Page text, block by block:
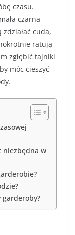
czasu.
czarna
cuda,
ratują
zgłębić tajniki
móc cieszyć
niezbędna w
garderoby?